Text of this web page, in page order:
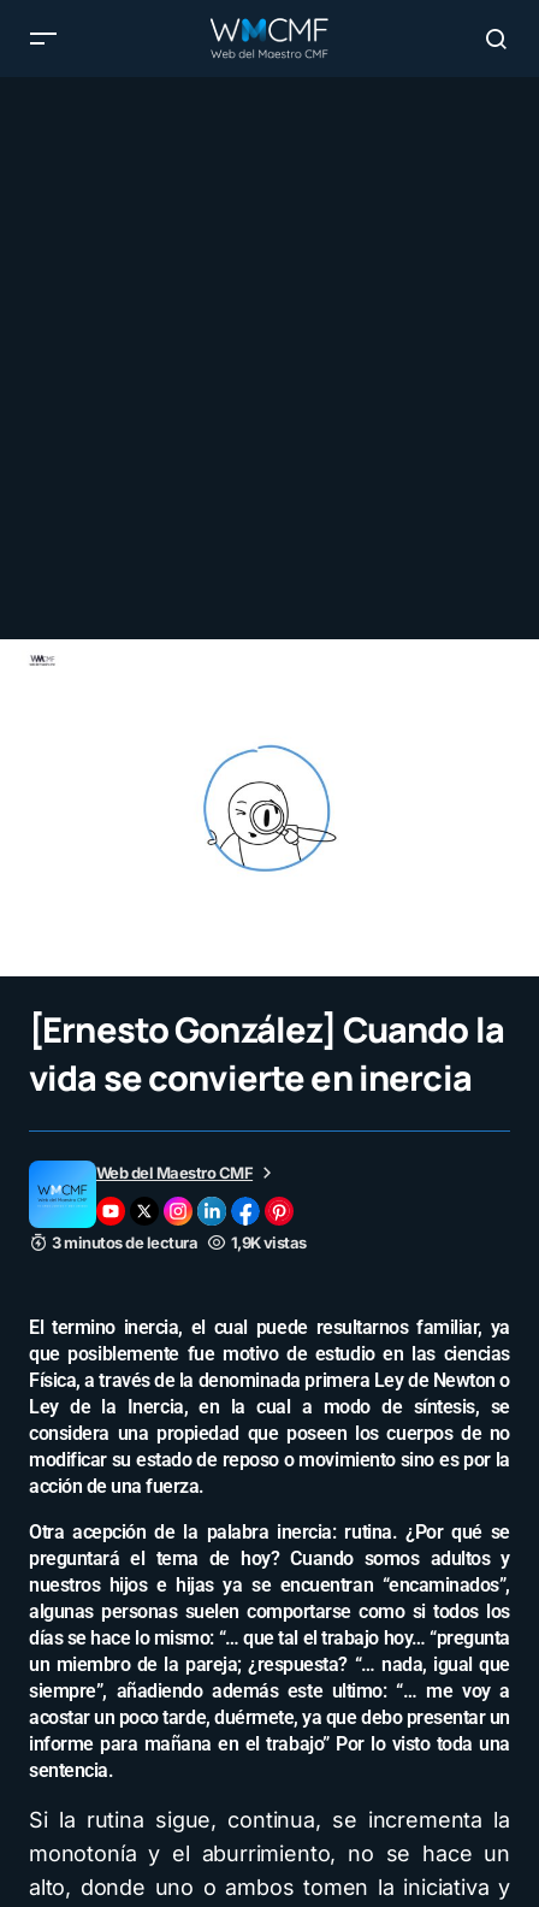
[Ernesto González] Cuando la
vida se convierte en inercia
Web del Maestro CMF
3 minutos de lectura 1,9K vistas
El termino inercia, el cual puede resultarnos familiar, ya
que posiblemente fue motivo de estudio en las ciencias
Física, a través de la denominada primera Ley de Newton o
Ley de la Inercia, en la cual a modo de síntesis, se
considera una propiedad que poseen los cuerpos de no
modificar su estado de reposo o movimiento sino es por la
acción de una fuerza.
Otra acepción de la palabra inercia: rutina. ¿Por qué se
preguntará el tema de hoy? Cuando somos adultos y
nuestros hijos e hijas ya se encuentran “encaminados”,
algunas personas suelen comportarse como si todos los
días se hace lo mismo: “… que tal el trabajo hoy… “pregunta
un miembro de la pareja; ¿respuesta? “… nada, igual que
siempre”, añadiendo además este ultimo: “… me voy a
acostar un poco tarde, duérmete, ya que debo presentar un
informe para mañana en el trabajo” Por lo visto toda una
sentencia.
Si la rutina sigue, continua, se incrementa la
monotonía y el aburrimiento, no se hace un
alto, donde uno o ambos tomen la iniciativa y